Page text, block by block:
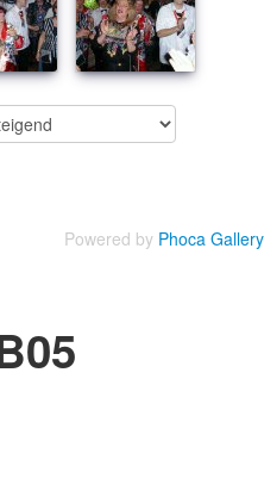
Powered by Phoca Gallery